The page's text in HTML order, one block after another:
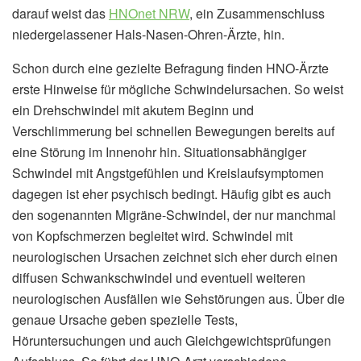
darauf weist das HNOnet NRW, ein Zusammenschluss
niedergelassener Hals-Nasen-Ohren-Ärzte, hin.
Schon durch eine gezielte Befragung finden HNO-Ärzte
erste Hinweise für mögliche Schwindelursachen. So weist
ein Drehschwindel mit akutem Beginn und
Verschlimmerung bei schnellen Bewegungen bereits auf
eine Störung im Innenohr hin. Situationsabhängiger
Schwindel mit Angstgefühlen und Kreislaufsymptomen
dagegen ist eher psychisch bedingt. Häufig gibt es auch
den sogenannten Migräne-Schwindel, der nur manchmal
von Kopfschmerzen begleitet wird. Schwindel mit
neurologischen Ursachen zeichnet sich eher durch einen
diffusen Schwankschwindel und eventuell weiteren
neurologischen Ausfällen wie Sehstörungen aus. Über die
genaue Ursache geben spezielle Tests,
Höruntersuchungen und auch Gleichgewichtsprüfungen